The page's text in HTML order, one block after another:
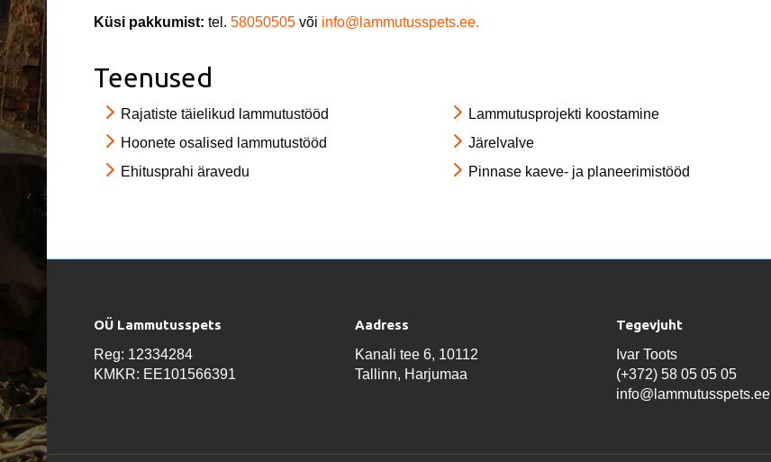
Küsi pakkumist: tel. 58050505või info@lammutusspets.ee.
Teenused
Rajatiste täielikud lammutustööd
Hoonete osalised lammutustööd
Ehitusprahi äravedu
Lammutusprojekti koostamine
Järelvalve
Pinnase kaeve- ja planeerimistööd
OÜ Lammutusspets
Reg: 12334284
KMKR: EE101566391
Aadress
Kanali tee 6, 10112
Tallinn, Harjumaa
Tegevjuht
Ivar Toots
(+372) 58 05 05 05
info@lammutusspets.ee